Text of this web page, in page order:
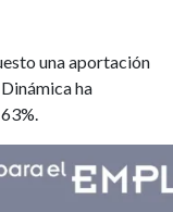
una aportación
ha